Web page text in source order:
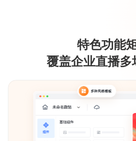
意系统，实现真正的规
特色功能
覆盖企业直播多